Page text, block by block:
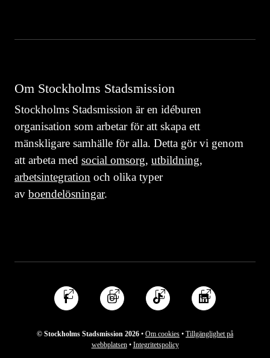
Om Stockholms Stadsmission
Stockholms Stadsmission är en idéburen
organisation som arbetar för att skapa ett
mänskligare samhälle för alla. Detta gör vi genom
att arbeta med social omsorg, utbildning,
arbetsintegration och olika typer
av boendelösningar.
© Stockholms Stadsmission 2026 • Om cookies • Tillgänglighet på
webbplatsen • Integritetspolicy
Följ
oss
Facebook
Följ
oss
Instagram
Följ
oss
TikTok
Följ
oss
Linkedin